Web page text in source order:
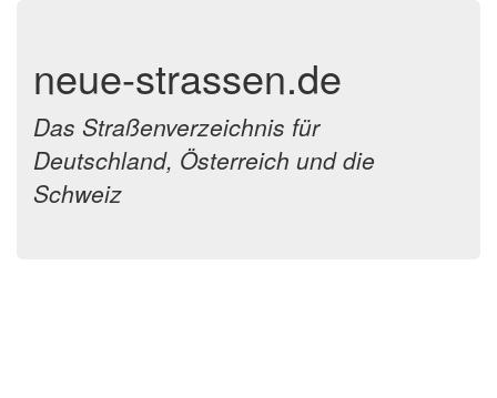
neue-strassen.de
Das Straßenverzeichnis für
Deutschland, Österreich und die
Schweiz